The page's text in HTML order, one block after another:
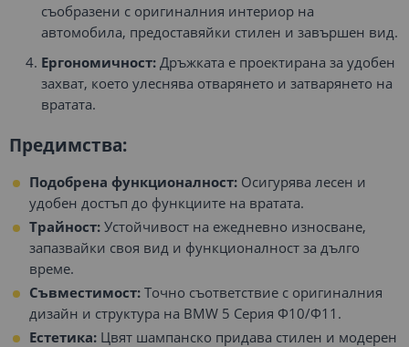
съобразени с оригиналния интериор на
автомобила, предоставяйки стилен и завършен вид.
Ергономичност: Дръжката е проектирана за удобен
захват, което улеснява отварянето и затварянето на
вратата.
Предимства:
Подобрена функционалност: Осигурява лесен и
удобен достъп до функциите на вратата.
Трайност: Устойчивост на ежедневно износване,
запазвайки своя вид и функционалност за дълго
време.
Съвместимост: Точно съответствие с оригиналния
дизайн и структура на BMW 5 Серия Ф10/Ф11.
Естетика: Цвят шампанско придава стилен и модерен